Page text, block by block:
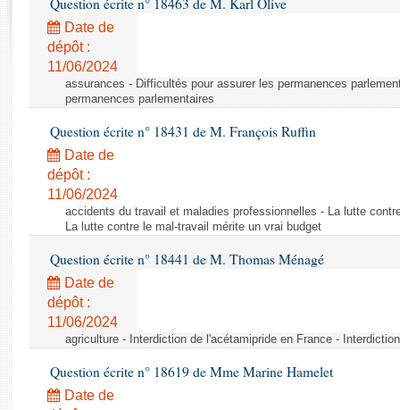
Rapports d'enquête
Rapports législatifs
Rapports sur l'application des lois
Baromètre de l’application des lois
Budget et sécurité sociale
Questions écrites et orales
Comptes rendus des débats
Question écrite n° 18463 de M. Karl Olive
Date de
dépôt :
11/06/2024
assurances - Difficultés pour assurer les permanences
permanences parlementaires
Question écrite n° 18431 de M. François Ruffin
Date de
dépôt :
11/06/2024
accidents du travail et maladies professionnelles - La lutte
La lutte contre le mal-travail mérite un vrai budget
Question écrite n° 18441 de M. Thomas Ménagé
Date de
dépôt :
11/06/2024
agriculture - Interdiction de l'acétamipride en France -
Question écrite n° 18619 de Mme Marine Hamelet
Date de